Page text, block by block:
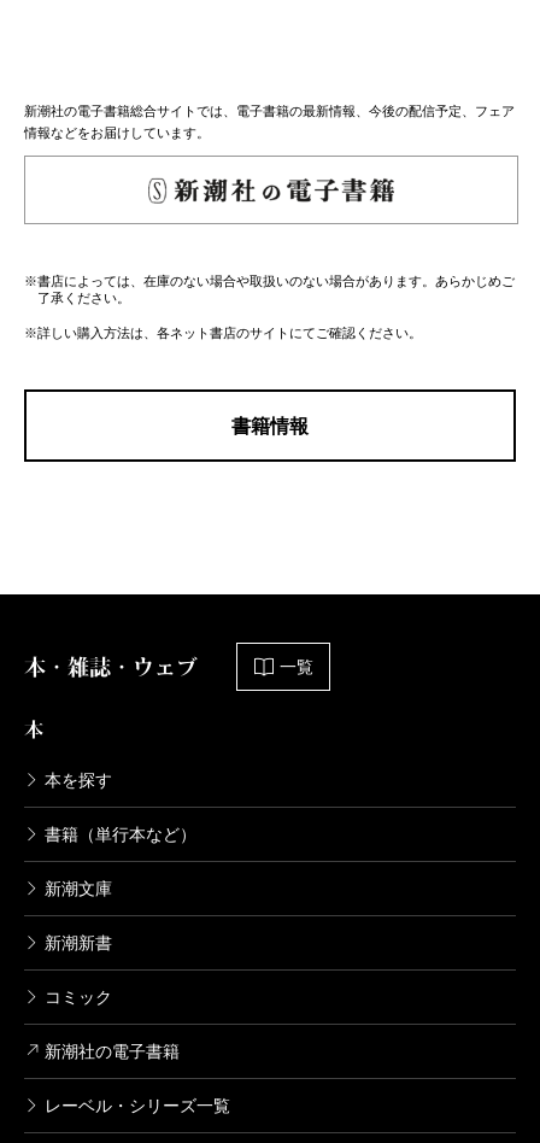
新潮社の電子書籍総合サイトでは、電子書籍の最新情報、今後の配信予定、フェア
情報などをお届けしています。
※書店によっては、在庫のない場合や取扱いのない場合があります。あらかじめご
了承ください。
※詳しい購入方法は、各ネット書店のサイトにてご確認ください。
書籍情報
本・雑誌・ウェブ 一覧
本
本を探す
書籍（単行本など）
新潮文庫
新潮新書
コミック
新潮社の電子書籍
レーベル・シリーズ一覧